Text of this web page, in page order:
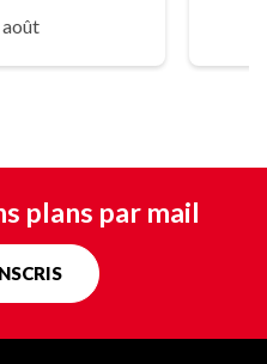
plans par mail